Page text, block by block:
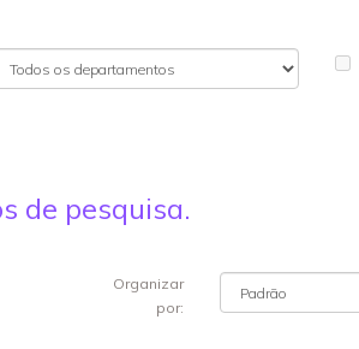
de pesquisa.
Organizar
por: